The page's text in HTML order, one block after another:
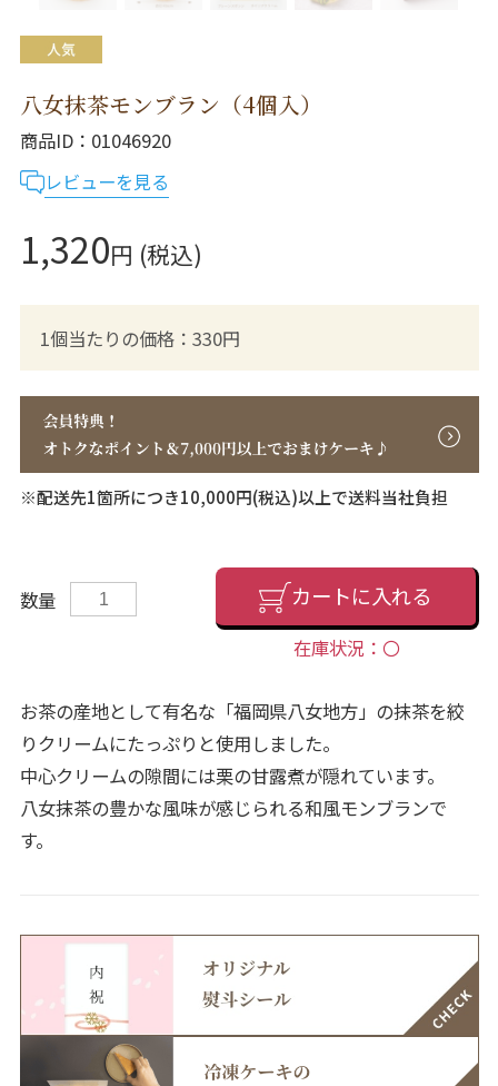
八女抹茶モンブラン（4個入）
商品ID
01046920
レビューを見る
1,320円 (税込)
1個当たりの価格：330円
※配送先1箇所につき10,000円(税込)以上で送料当社負担
数量 カートに入れる
在庫状況：〇
お茶の産地として有名な「福岡県八女地方」の抹茶を絞
りクリームにたっぷりと使用しました。
中心クリームの隙間には栗の甘露煮が隠れています。
八女抹茶の豊かな風味が感じられる和風モンブランで
す。